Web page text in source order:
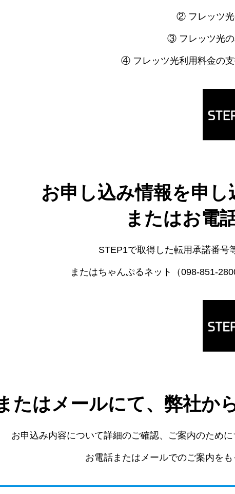
② フレッツ光
③ フレッツ光
④ フレッツ光利用料金の
お申し込み情報を申し
またはお電
STEP1で取得した転用承諾番号
またはちゃんぷるネット（098-851-
たはメールにて、弊社か
お申込み内容について詳細のご確認、ご案内のため
お電話またはメールでのご案内を